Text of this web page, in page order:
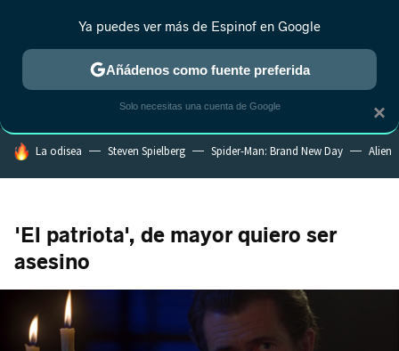
MENÚ NUEVO
ESTRENOS REALITY ANIME RANKINGS CINE
HOY SE HABLA DE
La odisea Steven Spielberg Spider-Man: Brand New Day Alien
'El patriota', de mayor quiero ser
asesino
×
Ya puedes ver más de Espinof en Google
Añádenos como fuente preferida
Solo necesitas una cuenta de Google